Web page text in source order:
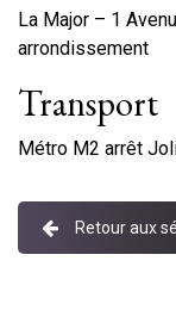
La Major – 1
arrondissement
Transport
Métro M2 arrêt
Retour aux